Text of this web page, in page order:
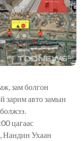
зам болгон
зарим авто замын
цагаас
Нандин Ухаан